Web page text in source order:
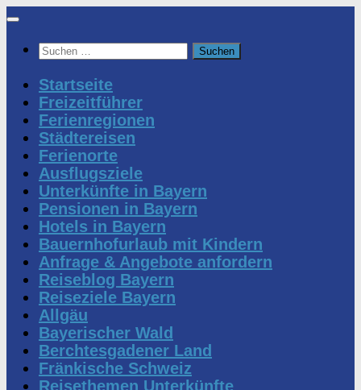
Zum
springenSuchen
Startseite
Freizeitführer
Ferienregionen
Städtereisen
Ferienorte
Ausflugsziele
Unterkünfte in Bayern
Pensionen in Bayern
Hotels in Bayern
Bauernhofurlaub mit Kindern
Anfrage & Angebote anfordern
Reiseblog Bayern
Reiseziele Bayern
Allgäu
Bayerischer Wald
Berchtesgadener Land
Fränkische Schweiz
Reisethemen Unterkünfte